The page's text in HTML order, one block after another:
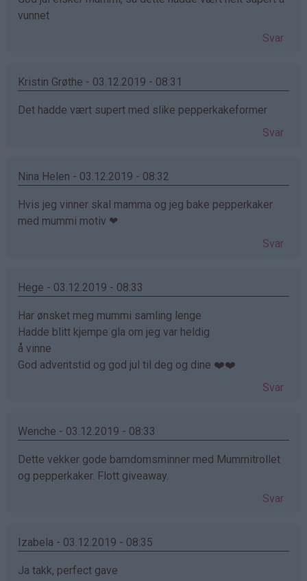
vunnet
Svar
Kristin Grøthe - 03.12.2019 - 08:31
Det hadde vært supert med slike pepperkakeformer
Svar
Nina Helen - 03.12.2019 - 08:32
Hvis jeg vinner skal mamma og jeg bake pepperkaker
med mummi motiv ❤
Svar
Hege - 03.12.2019 - 08:33
Har ønsket meg mummi samling lenge
Hadde blitt kjempe gla om jeg var heldig
å vinne
God adventstid og god jul til deg og dine ❤️❤️
Svar
Wenche - 03.12.2019 - 08:33
Dette vekker gode barndomsminner med Mummitrollet
og pepperkaker. Flott giveaway.
Svar
Izabela - 03.12.2019 - 08:35
Ja takk, perfect gave